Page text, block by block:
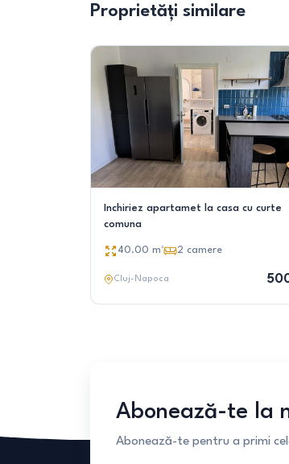
Proprietăți similare
Inchiriez apartamet la casa cu curte
comuna
40.00 m² 2 camere
Cluj-Napoca
Abonează-te la
Abonează-te pentru a primi